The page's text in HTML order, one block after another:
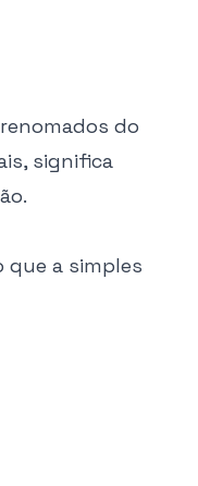
do
significa
que a simples